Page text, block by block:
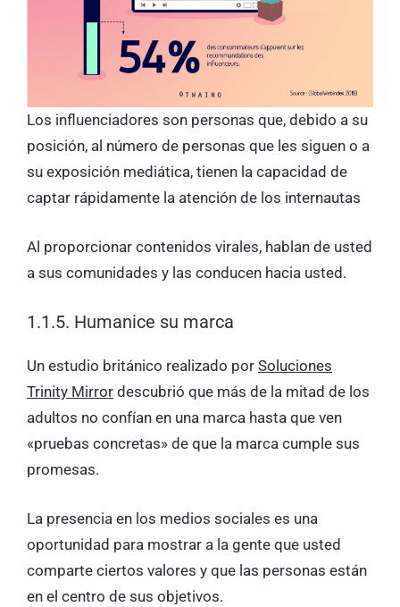
Los influenciadores son personas que, debido a su
posición, al número de personas que les siguen o a
su exposición mediática, tienen la capacidad de
captar rápidamente la atención de los internautas
Al proporcionar contenidos virales, hablan de usted
a sus comunidades y las conducen hacia usted.
1.1.5. Humanice su marca
Un estudio británico realizado por Soluciones
Trinity Mirror descubrió que más de la mitad de los
adultos no confían en una marca hasta que ven
«pruebas concretas» de que la marca cumple sus
promesas.
La presencia en los medios sociales es una
oportunidad para mostrar a la gente que usted
comparte ciertos valores y que las personas están
en el centro de sus objetivos.